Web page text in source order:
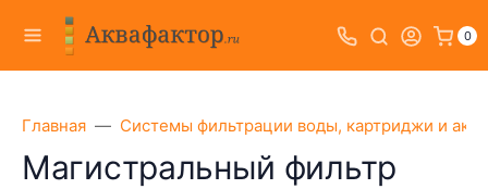
0
Главная Системы фильтрации воды, картриджи и
Магистральный фильтр